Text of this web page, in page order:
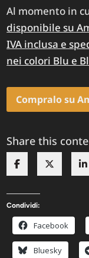
Al momento in
disponibile su
IVA inclusa e
nei colori Blu e
Compralo su
Share this
Condividi:
Facebook
Bluesky